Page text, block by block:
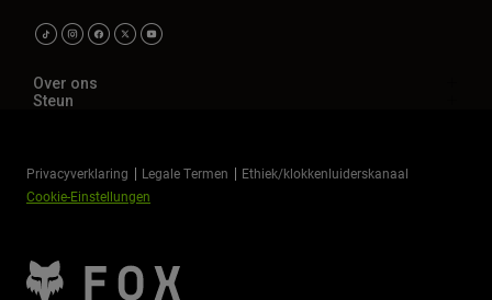
Over ons
Steun
Privacyverklaring Legale Termen
Ethiek/klokkenluiderskanaal
Cookie-Einstellungen